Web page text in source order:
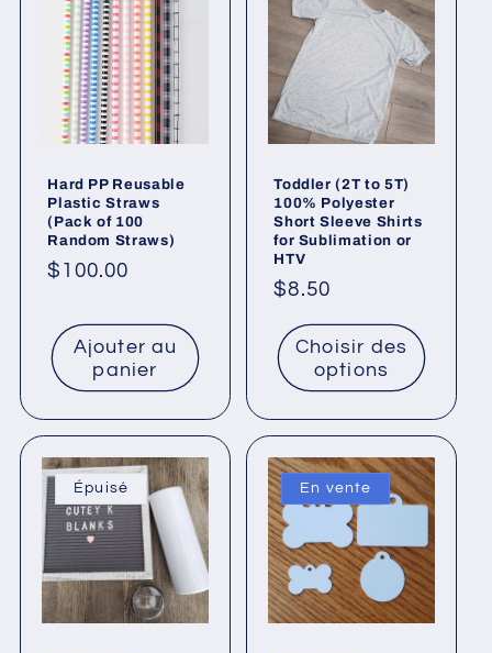
Hard PP Reusable
Plastic Straws
(Pack of 100
Random Straws)
Prix
$100.00
Ajouter au
panier
Toddler (2T to 5T)
100% Polyester
Short Sleeve Shirts
for Sublimation or
HTV
Prix
habituel
$8.50
Choisir des
options
Épuisé En vente